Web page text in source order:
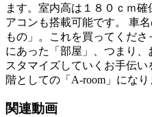
ます。室内高は１８０ｃｍ
アコンも搭載可能です。 車
もの」。これを買ってくだ
にあった「部屋」、つまり、
スタマイズしていくお手伝
階としての「A-room」になり
関連動画